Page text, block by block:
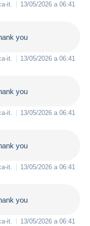
it. 13/05/2026 a 06:41
you
it. 13/05/2026 a 06:41
you
it. 13/05/2026 a 06:41
you
it. 13/05/2026 a 06:41
you
it. 13/05/2026 a 06:41